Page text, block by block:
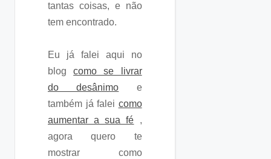
tantas coisas, e não
tem encontrado.
Eu já falei aqui no
blogcomo se livrar
do desânimo e
também já falei como
aumentar a sua fé ,
agora quero te
mostrar como